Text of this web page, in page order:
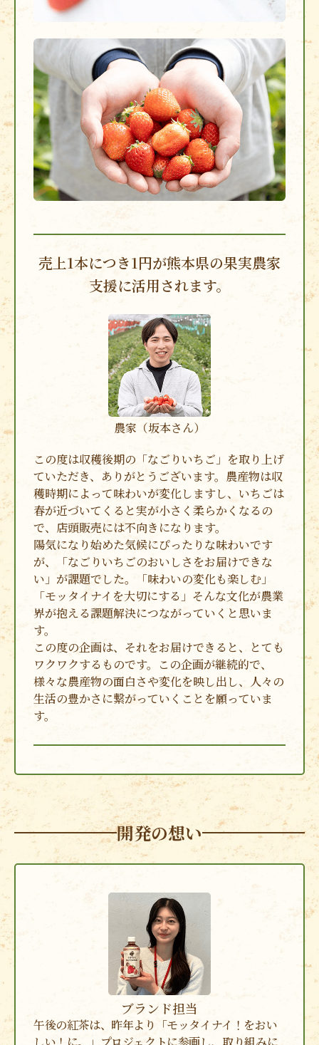
売上1本につき1円が熊本県の果実農家
支援に活用されます。
農家（坂本さん）
この度は収穫後期の「なごりいちご」を取り上げ
ていただき、ありがとうございます。農産物は収
穫時期によって味わいが変化しますし、いちごは
春が近づいてくると実が小さく柔らかくなるの
で、店頭販売には不向きになります。
陽気になり始めた気候にぴったりな味わいです
が、「なごりいちごのおいしさをお届けできな
い」が課題でした。「味わいの変化も楽しむ」
「モッタイナイを大切にする」そんな文化が農業
界が抱える課題解決につながっていくと思いま
す。
この度の企画は、それをお届けできると、とても
ワクワクするものです。この企画が継続的で、
様々な農産物の面白さや変化を映し出し、人々の
生活の豊かさに繋がっていくことを願っていま
す。
開発の想い
ブランド担当
午後の紅茶は、昨年より「モッタイナイ！をおい
しい！に。」プロジェクトに参画し、取り組みに